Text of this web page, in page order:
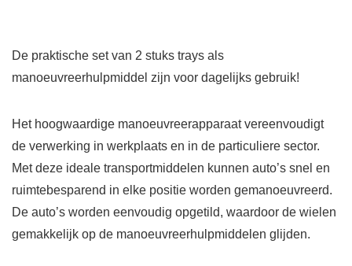
De praktische set van 2 stuks trays als
manoeuvreerhulpmiddel zijn voor dagelijks gebruik!
Het hoogwaardige manoeuvreerapparaat vereenvoudigt
de verwerking in werkplaats en in de particuliere sector.
Met deze ideale transportmiddelen kunnen auto’s snel en
ruimtebesparend in elke positie worden gemanoeuvreerd.
De auto’s worden eenvoudig opgetild, waardoor de wielen
gemakkelijk op de manoeuvreerhulpmiddelen glijden.